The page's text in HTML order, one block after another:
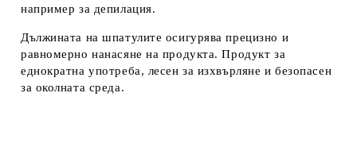
например за депилация.
Дължината на шпатулите осигурява прецизно и
равномерно нанасяне на продукта. Продукт за
еднократна употреба, лесен за изхвърляне и безопасен
за околната среда.